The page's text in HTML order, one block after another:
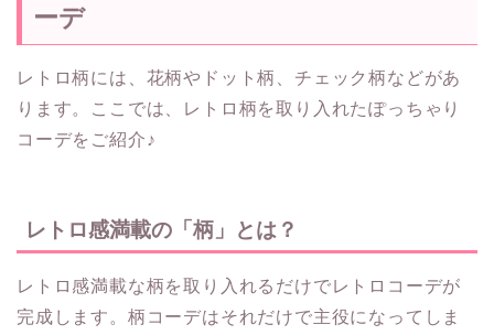
ーデ
レトロ柄には、花柄やドット柄、チェック柄などがあ
ります。ここでは、レトロ柄を取り入れたぽっちゃり
コーデをご紹介♪
レトロ感満載の「柄」とは？
レトロ感満載な柄を取り入れるだけでレトロコーデが
完成します。柄コーデはそれだけで主役になってしま